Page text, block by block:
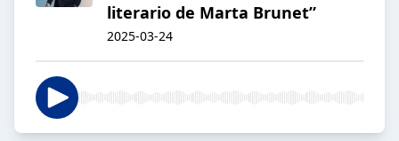
literario de Marta Brunet”
2025-03-24